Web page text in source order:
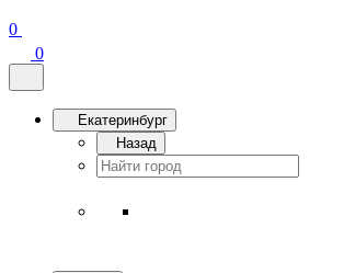
0
0
Екатеринбург
Назад